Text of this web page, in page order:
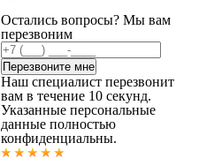
Остались вопросы? Мы вам
перезвоним
Наш специалист перезвонит
вам в течение 10 секунд.
Указанные персональные
данные полностью
конфиденциальны.